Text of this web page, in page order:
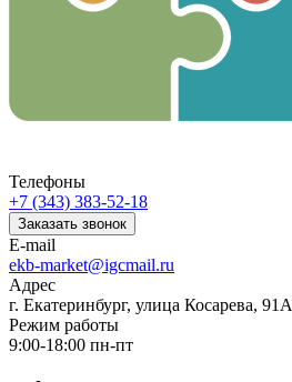
Телефоны
+7 (343) 383-52-18
Заказать звонок
E-mail
ekb-market@igcmail.ru
Адрес
г. Екатеринбург, улица Косарева, 91А
Режим работы
9:00-18:00 пн-пт